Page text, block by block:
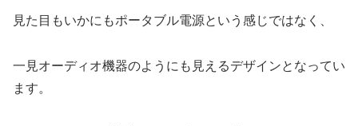
見た目もいかにもポータブル電源という感じではなく、
一見オーディオ機器のようにも見えるデザインとなってい
ます。